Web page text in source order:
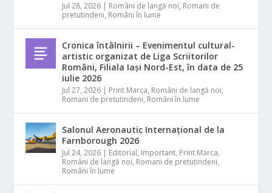
Jul 28, 2026 | Români de langă noi, Romani de
pretutindeni, Români în lume
Cronica întâlnirii – Evenimentul cultural-
artistic organizat de Liga Scriitorilor
Români, Filiala Iași Nord-Est, în data de 25
iulie 2026
Jul 27, 2026 | Print Marca, Români de langă noi,
Romani de pretutindeni, Români în lume
Salonul Aeronautic Internațional de la
Farnborough 2026
Jul 24, 2026 | Editorial, Important, Print Marca,
Români de langă noi, Romani de pretutindeni,
Români în lume